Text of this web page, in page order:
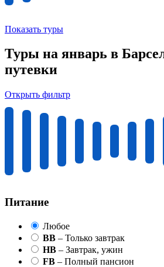
Показать туры
Туры на январь в
путевки
Открыть фильтр
Питание
Любое
BB – Только завтрак
HB – Завтрак, ужин
FB – Полный пансион